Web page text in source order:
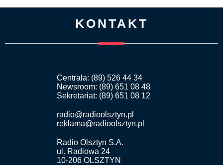
KONTAKT
Centrala: (89) 526 44 34
Newsroom: (89) 651 08 48
Sekretariat: (89) 651 08 12
radio@radioolsztyn.pl
reklama@radioolsztyn.pl
Radio Olsztyn S.A.
ul. Radiowa 24
10-206 OLSZTYN